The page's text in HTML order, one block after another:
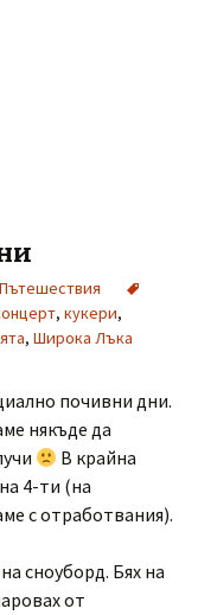
Пътешествия
, кукери,
, Широка Лъка
почивни дни.
някъде да
В крайна
4-ти (на
с отработвания).
сноуборд. Бях на
от